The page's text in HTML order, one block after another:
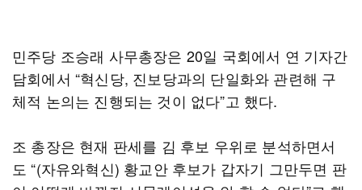
민주당 조승래 사무총장은 20일 국회에서 연 기자간
담회에서 “혁신당, 진보당과의 단일화와 관련해 구
체적 논의는 진행되는 것이 없다”고 했다.
조 총장은 현재 판세를 김 후보 우위로 분석하면서
도 “(자유와혁신) 황교안 후보가 갑자기 그만두면 판